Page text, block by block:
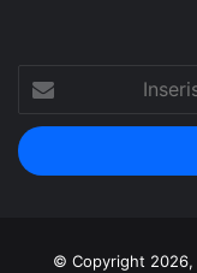
Inserisci
tuo
indirizzo
mail
© Copyright